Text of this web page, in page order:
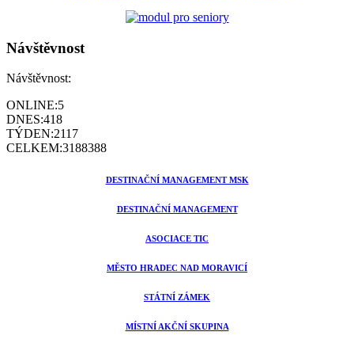
Návštěvnost
Návštěvnost:
ONLINE:5
DNES:418
TÝDEN:2117
CELKEM:3188388
DESTINAČNÍ MANAGEMENT MSK
DESTINAČNÍ MANAGEMENT
ASOCIACE TIC
MĚSTO HRADEC NAD MORAVICÍ
STÁTNÍ ZÁMEK
MÍSTNÍ AKČNÍ SKUPINA